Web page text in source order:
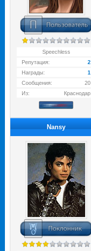
Speechless
Репутация:
2
Награды:
1
Сообщения:
20
Из:
Краснодар
Nansy